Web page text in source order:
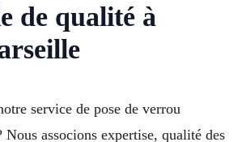
de qualité à
service de pose de verrou
Nous associons expertise, qualité des